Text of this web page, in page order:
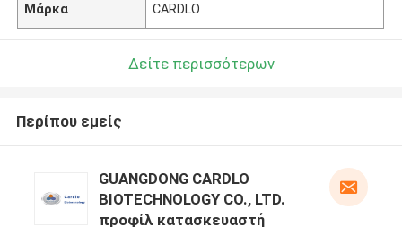
Μάρκα CARDLO
Δείτε περισσότερων
Περίπου εμείς
GUANGDONG CARDLO
BIOTECHNOLOGY CO., LTD.
προφίλ κατασκευαστή